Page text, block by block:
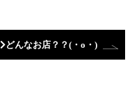
どんなお店？？(・o・)